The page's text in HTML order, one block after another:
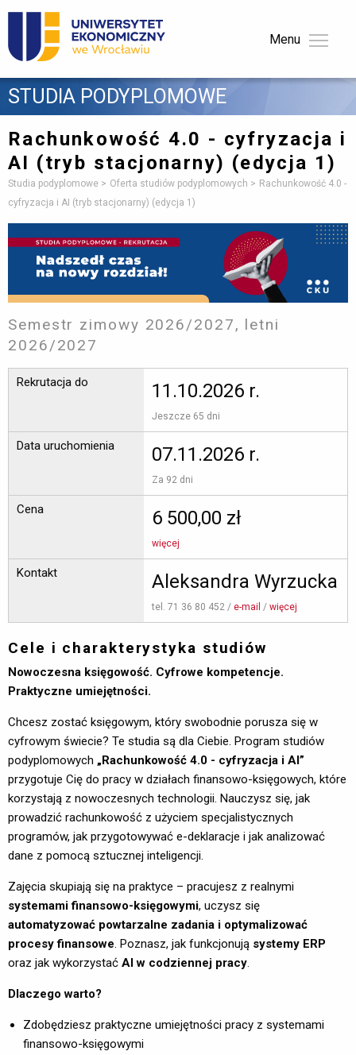
Menu
STUDIA PODYPLOMOWE
Rachunkowość 4.0 - cyfryzacja i
AI (tryb stacjonarny) (edycja 1)
Studia podyplomowe Oferta studiów podyplomowych
Rachunkowość 4.0 -
cyfryzacja i AI (tryb stacjonarny) (edycja 1)
Semestr zimowy 2026/2027, letni
2026/2027
Rekrutacja do 11.10.2026 r.
Jeszcze 65 dni
Data uruchomienia 07.11.2026 r.
Za 92 dni
Cena 6 500,00 zł
więcej
Kontakt Aleksandra Wyrzucka
tel. 71 36 80 452 / e-mail / więcej
Cele i charakterystyka studiów
Nowoczesna księgowość. Cyfrowe kompetencje.
Praktyczne umiejętności.
Chcesz zostać księgowym, który swobodnie porusza się w
cyfrowym świecie? Te studia są dla Ciebie. Program studiów
podyplomowych „Rachunkowość 4.0 - cyfryzacja i AI”
przygotuje Cię do pracy w działach finansowo-księgowych, które
korzystają z nowoczesnych technologii. Nauczysz się, jak
prowadzić rachunkowość z użyciem specjalistycznych
programów, jak przygotowywać e-deklaracje i jak analizować
dane z pomocą sztucznej inteligencji.
Zajęcia skupiają się na praktyce – pracujesz z realnymi
systemami finansowo-księgowymi, uczysz się
automatyzować powtarzalne zadania i optymalizować
procesy finansowe. Poznasz, jak funkcjonują systemy ERP
oraz jak wykorzystać AI w codziennej pracy.
Dlaczego warto?
Zdobędziesz praktyczne umiejętności pracy z systemami
finansowo-księgowymi